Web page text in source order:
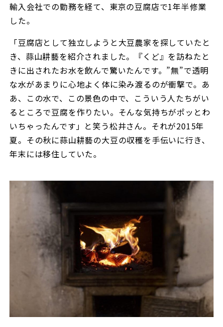
輸入会社での勤務を経て、東京の豆腐店で1年半修業
した。
「豆腐店として独立しようと大豆農家を探していたと
き、蒜山耕藝を紹介されました。『くど』を訪ねたと
きに出されたお水を飲んで驚いたんです。”無”で透明
な水があまりに心地よく体に染み渡るのが衝撃で。あ
あ、この水で、この景色の中で、こういう人たちがい
るところで豆腐を作りたい。そんな気持ちがポッとわ
いちゃったんです」と笑う松井さん。それが2015年
夏。その秋に蒜山耕藝の大豆の収穫を手伝いに行き、
年末には移住していた。